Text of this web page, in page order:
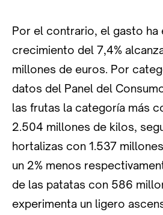
Por el contrario, el gasto ha
crecimiento del 7,4%
millones de euros. Por
datos del Panel del
las frutas la categoría más
2.504 millones de kilos,
hortalizas con 1.537
un 2% menos
de las patatas con 586
experimenta un ligero